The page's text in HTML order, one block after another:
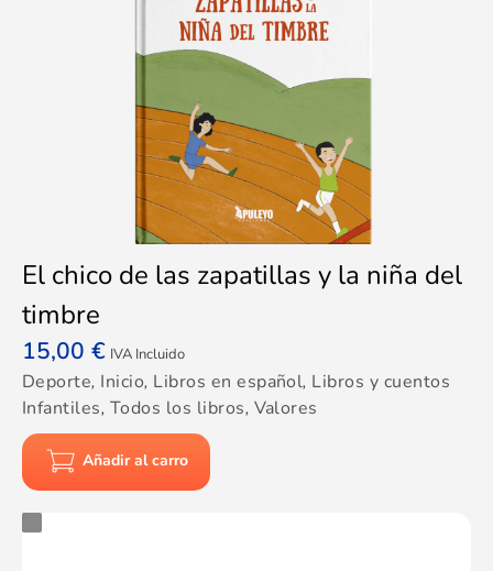
El chico de las zapatillas y la niña del
timbre
15,00 € IVA Incluido
Deporte, Inicio, Libros en español, Libros y cuentos
Infantiles, Todos los libros, Valores
Añadir al carro